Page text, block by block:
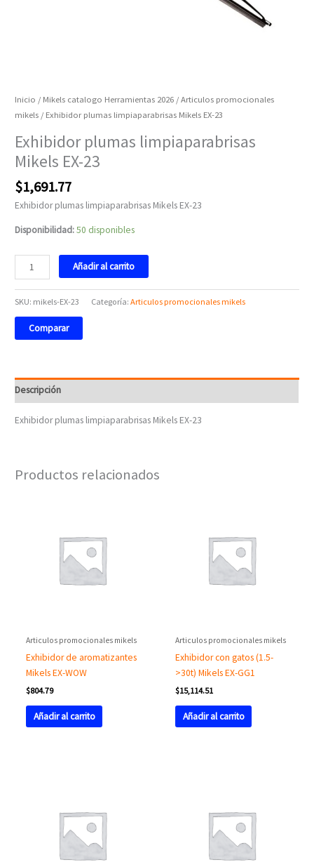
Inicio / Mikels catalogo Herramientas 2026 /Articulos promocionales
mikels / Exhibidor plumas limpiaparabrisas Mikels EX-23
Exhibidor plumas limpiaparabrisas
Mikels EX-23
$1,691.77
Exhibidor plumas limpiaparabrisas Mikels EX-23
Disponibilidad:50 disponibles
Añadir al carrito
SKU: mikels-EX-23 Categoría:Articulos promocionales mikels
Comparar
Descripción
Exhibidor plumas limpiaparabrisas Mikels EX-23
Productos relacionados
Articulos promocionales mikels
Exhibidor de aromatizantes
Mikels EX-WOW
$804.79
Añadir al carrito
Articulos promocionales mikels
Exhibidor con gatos (1.5-
>30t) Mikels EX-GG1
$15,114.51
Añadir al carrito